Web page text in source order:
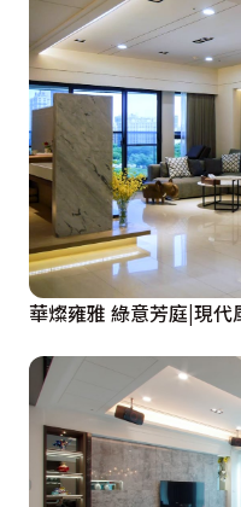
私領域
隨著小孩已成年即將要
合需求，將原先客廳的
衛浴外空間外，基本上
積衣櫥及收納，預備日
屋主對主臥舊有傢俱已
經使用的很習慣，屋主
好，但傢俱風格偏老舊
足的狀況，基本上整體
有家具顏色在色彩上選
原小孩的房間也重新整
華燦雍雅 綠意芳庭|現代